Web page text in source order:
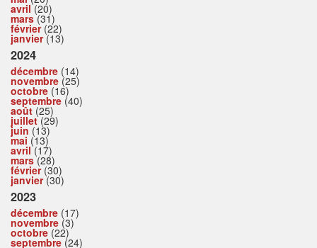
avril(20)
mars(31)
février(22)
janvier(13)
2024
décembre (14)
novembre (25)
octobre (16)
septembre (40)
août (25)
juillet(29)
juin (13)
mai (13)
avril(17)
mars(28)
février(30)
janvier(30)
2023
décembre (17)
novembre (3)
octobre (22)
septembre (24)